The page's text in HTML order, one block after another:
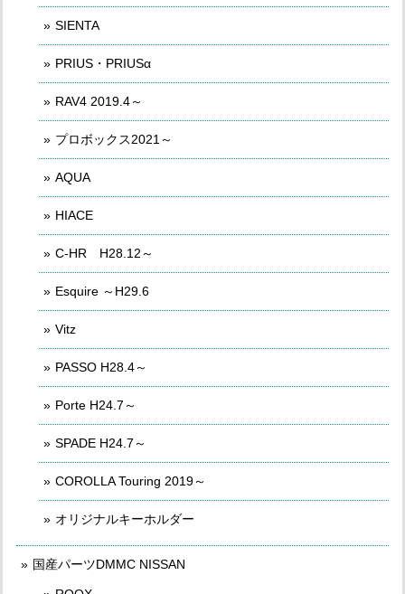
SIENTA
PRIUS・PRIUSα
RAV4 2019.4～
プロボックス2021～
AQUA
HIACE
C-HR H28.12～
Esquire ～H29.6
Vitz
PASSO H28.4～
Porte H24.7～
SPADE H24.7～
COROLLA Touring 2019～
オリジナルキーホルダー
国産パーツDMMC NISSAN